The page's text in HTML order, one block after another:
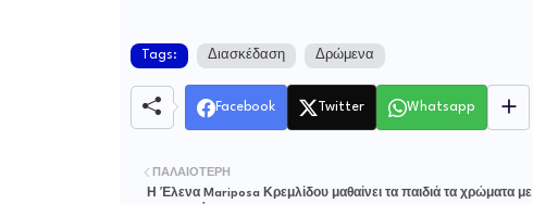
Tags: Διασκέδαση Δρώμενα
Facebook Twitter Whatsapp
ΠΑΛΑΙΌΤΕΡΗ
Η Έλενα Mariposa Κρεμλίδου μαθαίνει τα παιδιά τα χρώματα με